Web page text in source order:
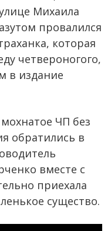
Михаила
провалился
которая
четвероногого,
в издание
мохнатое ЧП без
обратились в
вместе с
приехала
существо.